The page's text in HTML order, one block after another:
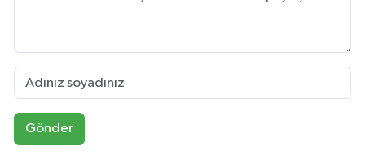
Gönder